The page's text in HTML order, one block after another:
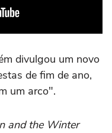
divulgou um novo
de fim de ano,
um arco".
and the Winter